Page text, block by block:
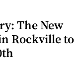
The New
Rockville to